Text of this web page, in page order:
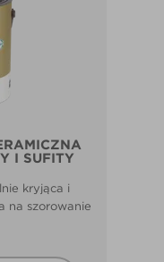
I SUFITY
kryjąca i
na szorowanie